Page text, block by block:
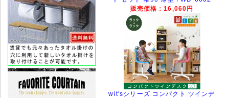
販売価格：16,060円
wit'sシリーズ コンパクト ツインデ